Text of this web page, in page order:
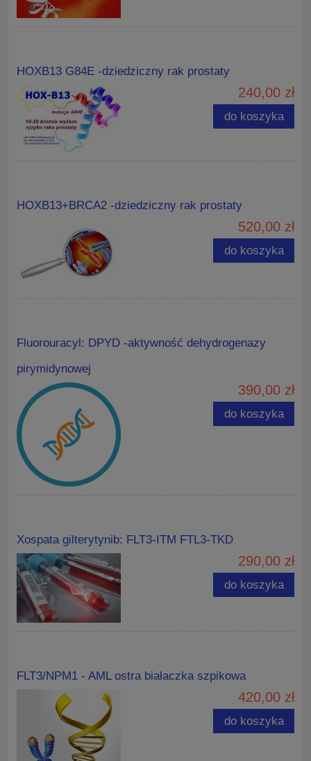
HOXB13 G84E -dziedziczny rak prostaty
240,00 zł
do koszyka
HOXB13+BRCA2 -dziedziczny rak prostaty
520,00 zł
do koszyka
Fluorouracyl: DPYD -aktywność dehydrogenazy
pirymidynowej
390,00 zł
do koszyka
Xospata gilterytynib: FLT3-ITM FTL3-TKD
290,00 zł
do koszyka
FLT3/NPM1 - AML ostra białaczka szpikowa
420,00 zł
do koszyka